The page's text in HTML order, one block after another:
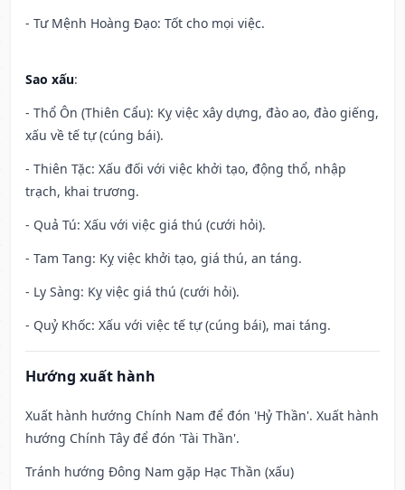
- Tư Mệnh Hoàng Đạo: Tốt cho mọi việc.
Sao xấu:
- Thổ Ôn (Thiên Cẩu): Kỵ việc xây dựng, đào ao, đào giếng,
xấu về tế tự (cúng bái).
- Thiên Tặc: Xấu đối với việc khởi tạo, động thổ, nhập
trạch, khai trương.
- Quả Tú: Xấu với việc giá thú (cưới hỏi).
- Tam Tang: Kỵ việc khởi tạo, giá thú, an táng.
- Ly Sàng: Kỵ việc giá thú (cưới hỏi).
- Quỷ Khốc: Xấu với việc tế tự (cúng bái), mai táng.
Hướng xuất hành
Xuất hành hướng Chính Nam để đón 'Hỷ Thần'. Xuất hành
hướng Chính Tây để đón 'Tài Thần'.
Tránh hướng Đông Nam gặp Hạc Thần (xấu)